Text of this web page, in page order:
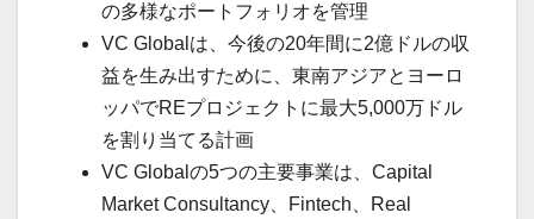
の多様なポートフォリオを管理
VC Globalは、今後の20年間に2億ドルの収
益を生み出すために、東南アジアとヨーロ
ッパでREプロジェクトに最大5,000万ドル
を割り当てる計画
VC Globalの5つの主要事業は、Capital
Market Consultancy、Fintech、Real